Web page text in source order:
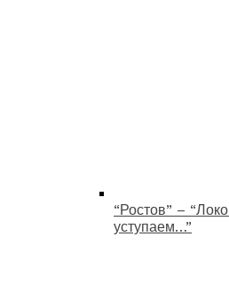
“Ростов” –
уступаем…”